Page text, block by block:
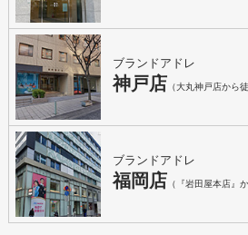
ブランドアドレ
神戸店 （大丸神戸店から徒
ブランドアドレ
福岡店 （『岩田屋本店』